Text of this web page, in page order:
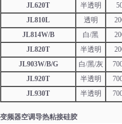
JL620T
半透明
JL810L
透明
JL814W/B
白/黑
JL820T
半透明
JL903W/B/G
白/黑/灰
JL920T
半透明
JL930T
半透明
变频器空调导热粘接硅胶